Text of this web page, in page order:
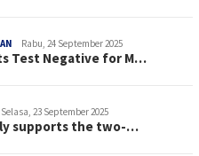
Rabu, 24 September 2025
Test Negative for M…
Selasa, 23 September 2025
supports the two-…